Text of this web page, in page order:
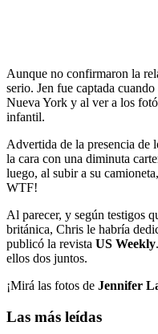
Aunque no confirmaron la
serio. Jen fue captada
Nueva York y al ver a los
infantil.
Advertida de la presencia de
la cara con una diminuta
luego, al subir a su
WTF!
Al parecer, y según testigos
británica, Chris le habría
publicó la revista US Weekly
ellos dos juntos.
¡Mirá las fotos de Jennifer
Las más leídas